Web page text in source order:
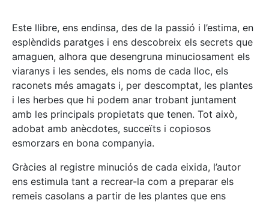
Este llibre, ens endinsa, des de la passió i l’estima, en
esplèndids paratges i ens descobreix els secrets que
amaguen, alhora que desengruna minuciosament els
viaranys i les sendes, els noms de cada lloc, els
raconets més amagats i, per descomptat, les plantes
i les herbes que hi podem anar trobant juntament
amb les principals propietats que tenen. Tot això,
adobat amb anècdotes, succeïts i copiosos
esmorzars en bona companyia.
Gràcies al registre minuciós de cada eixida, l’autor
ens estimula tant a recrear-la com a preparar els
remeis casolans a partir de les plantes que ens